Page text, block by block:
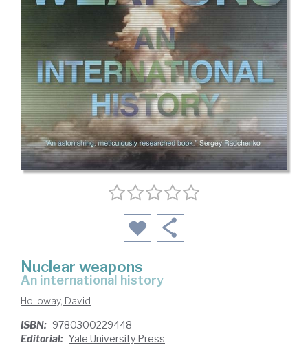
Nuclear weapons
an international history
Holloway, David
ISBN: 9780300229448
Editorial: Yale University Press